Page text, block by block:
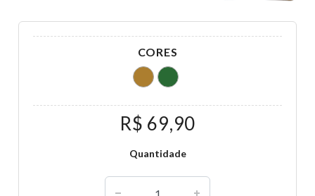
CORES
R$ 69,90
Quantidade